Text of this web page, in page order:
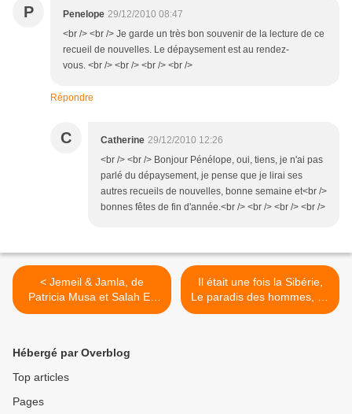
P Penelope 29/12/2010 08:47
<br /> <br /> Je garde un très bon souvenir de la lecture de ce
recueil de nouvelles. Le dépaysement est au rendez-
vous. <br /> <br /> <br /> <br />
Répondre
C Catherine 29/12/2010 12:26
<br /> <br /> Bonjour Pénélope, oui, tiens, je n'ai pas
parlé du dépaysement, je pense que je lirai ses
autres recueils de nouvelles, bonne semaine et<br />
bonnes fêtes de fin d'année.<br /> <br /> <br /> <br />
< Jemeil & Jamla, de
Patricia Musa et Salah El-
Mur
Il était une fois la Sibérie,
Le paradis des hommes, de
Nicolaï Maslov >
Hébergé par Overblog
Top articles
Pages